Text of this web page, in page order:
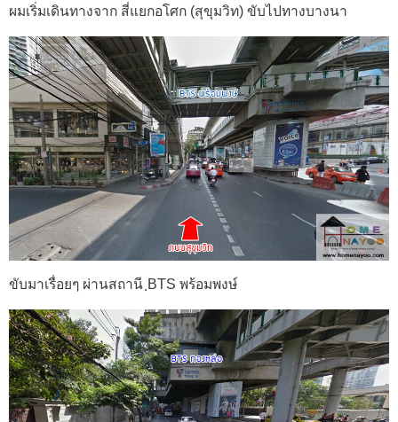
ผมเริ่มเดินทางจาก สี่แยกอโศก (สุขุมวิท) ขับไปทางบางนา
ขับมาเรื่อยๆ ผ่านสถานี ฺBTS พร้อมพงษ์